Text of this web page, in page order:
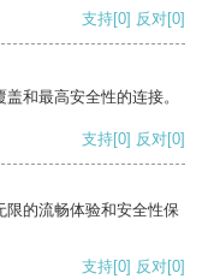
支持[0] 反对[0]
和最高安全性的连接。
支持[0] 反对[0]
限的流畅体验和安全性保
支持[0] 反对[0]